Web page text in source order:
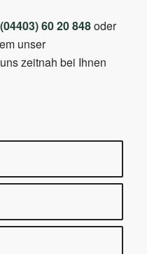
(04403) 60 20 848oder
unser
zeitnah bei Ihnen